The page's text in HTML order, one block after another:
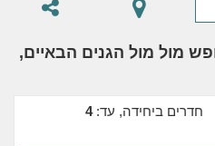
מול מול הגנים הבאיים,
חדרים ביחידה, עד:4